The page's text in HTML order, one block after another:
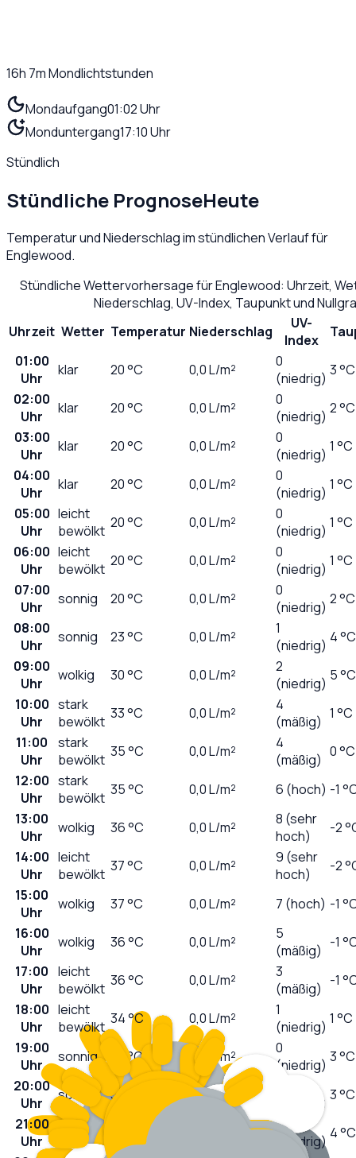
16h 7mMondlichtstunden
Mondaufgang01:02 Uhr
Monduntergang17:10 Uhr
Stündlich
Stündliche PrognoseHeute
Temperatur und Niederschlag im stündlichen Verlauf für
Englewood.
Stündliche Wettervorhersage fürEnglewood: Uhrzeit,
Niederschlag, UV-Index, Taupunkt und
Uhrzeit Wetter Temperatur Niederschlag
UV-
Index
01:00
Uhr
klar 20°C 0,0L/m²
0
(niedrig) 3 °C
02:00
Uhr
klar 20°C 0,0L/m²
0
(niedrig) 2 °C
03:00
Uhr
klar 20°C 0,0L/m²
0
(niedrig) 1 °C
04:00
Uhr
klar 20°C 0,0L/m²
0
(niedrig) 1 °C
05:00
Uhr
leicht
bewölkt 20°C 0,0L/m²
0
(niedrig) 1 °C
06:00
Uhr
leicht
bewölkt 20°C 0,0L/m²
0
(niedrig) 1 °C
07:00
Uhr
sonnig 20°C 0,0L/m²
0
(niedrig) 2 °C
08:00
Uhr
sonnig 23°C 0,0L/m²
1
(niedrig) 4 °C
09:00
Uhr
wolkig 30°C 0,0L/m²
2
(niedrig) 5 °C
10:00
Uhr
stark
bewölkt 33°C 0,0L/m²
4
(mäßig) 1 °C
11:00
Uhr
stark
bewölkt 35°C 0,0L/m²
4
(mäßig) 0 °C
12:00
Uhr
stark
bewölkt 35°C 0,0L/m² 6 (hoch) -1
13:00
Uhr
wolkig 36°C 0,0L/m²
8 (sehr
hoch)
-2
14:00
Uhr
leicht
bewölkt 37°C 0,0L/m²
9 (sehr
hoch)
-2
15:00
Uhr
wolkig 37°C 0,0L/m² 7 (hoch) -1
16:00
Uhr
wolkig 36°C 0,0L/m²
5
(mäßig) -1
17:00
Uhr
leicht
bewölkt 36°C 0,0L/m²
3
(mäßig) -1
18:00
Uhr
leicht
bewölkt 34°C 0,0L/m²
1
(niedrig) 1 °C
19:00
Uhr
sonnig °C 0,0 L/m²
0
(niedrig) 3 °C
20:00
Uhr
sonnig 30 0,0 L/m²
(niedrig) 3 °C
21:00
Uhr
0
(niedrig) 4 °C